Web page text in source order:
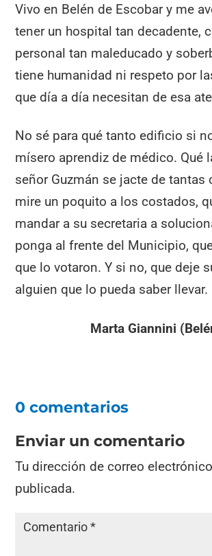
o
k
p
Vivo en Belén de Escobar y me
tener un hospital tan decadente,
personal tan maleducado y
tiene humanidad ni respeto por
que día a día necesitan de esa
No sé para qué tanto edificio si
mísero aprendiz de médico. Qué
señor Guzmán se jacte de tantas
mire un poquito a los costados,
mandar a su secretaria a
ponga al frente del Municipio,
que lo votaron. Y si no, que deje
alguien que lo pueda saber llevar.
Marta Giannini
0 comentarios
Enviar un comentario
Tu dirección de correo
publicada.